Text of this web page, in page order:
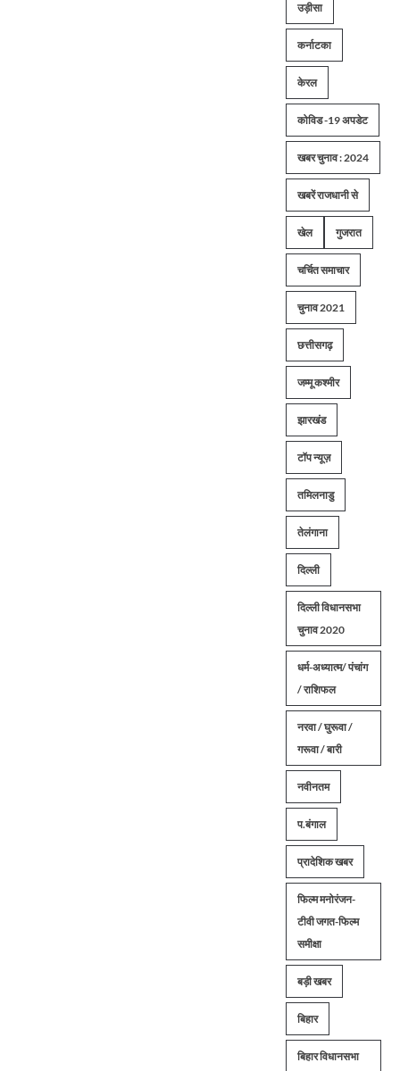
उड़ीसा
कर्नाटका
केरल
कोविड -19 अपडेट
खबर चुनाव : 2024
खबरें राजधानी से
खेल गुजरात
चर्चित समाचार
चुनाव 2021
छत्तीसगढ़
जम्मू कश्मीर
झारखंड
टॉप न्यूज़
तमिलनाडु
तेलंगाना
दिल्ली
दिल्ली विधानसभा
चुनाव 2020
धर्म-अध्यात्म/ पंचांग
/ राशिफल
नरवा / घुरूवा /
गरूवा / बारी
नवीनतम
प.बंगाल
प्रादेशिक खबर
फिल्म मनोरंजन-
टीवी जगत-फिल्म
समीक्षा
बड़ी खबर
बिहार
बिहार विधानसभा